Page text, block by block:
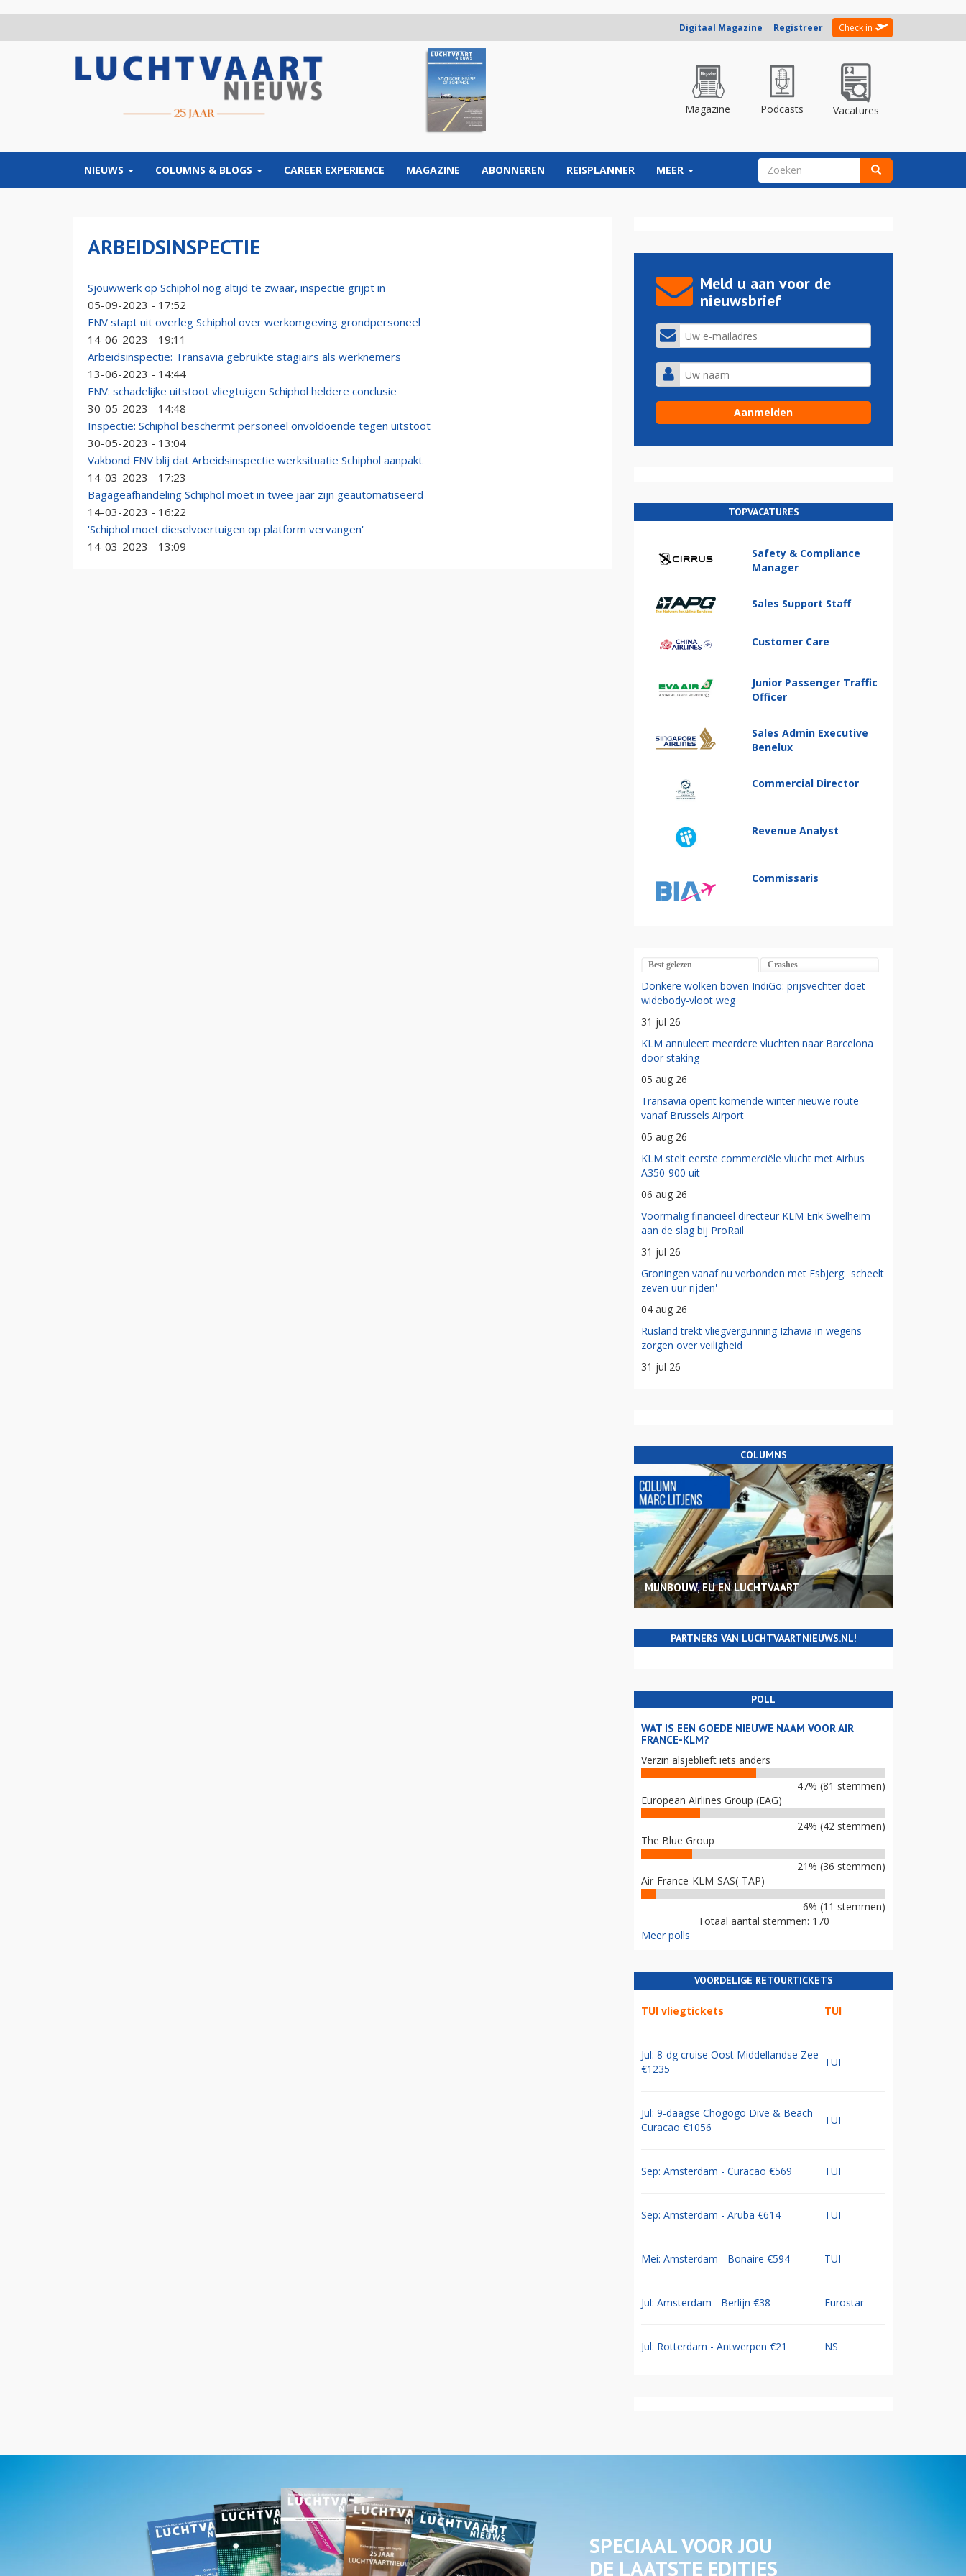
Digitaal Magazine Registreer Check in
Magazine Podcasts Vacatures
NIEUWS COLUMNS & BLOGS CAREER EXPERIENCE MAGAZINE ABONNEREN REISPLANNER MEER ZOEKVELD
ARBEIDSINSPECTIE
Sjouwwerk op Schiphol nog altijd te zwaar, inspectie grijpt in
05-09-2023 - 17:52
FNV stapt uit overleg Schiphol over werkomgeving grondpersoneel
14-06-2023 - 19:11
Arbeidsinspectie: Transavia gebruikte stagiairs als werknemers
13-06-2023 - 14:44
FNV: schadelijke uitstoot vliegtuigen Schiphol heldere conclusie
30-05-2023 - 14:48
Inspectie: Schiphol beschermt personeel onvoldoende tegen uitstoot
30-05-2023 - 13:04
Vakbond FNV blij dat Arbeidsinspectie werksituatie Schiphol aanpakt
14-03-2023 - 17:23
Bagageafhandeling Schiphol moet in twee jaar zijn geautomatiseerd
14-03-2023 - 16:22
'Schiphol moet dieselvoertuigen op platform vervangen'
14-03-2023 - 13:09
Meld u aan voor de
nieuwsbrief
TOPVACATURES
Safety & Compliance
Manager
Sales Support Staff
Customer Care
Junior Passenger Traffic
Officer
Sales Admin Executive
Benelux
Commercial Director
Revenue Analyst
Commissaris
Best gelezen Crashes
Donkere wolken boven IndiGo: prijsvechter doet
widebody-vloot weg
31 jul 26
KLM annuleert meerdere vluchten naar Barcelona
door staking
05 aug 26
Transavia opent komende winter nieuwe route
vanaf Brussels Airport
05 aug 26
KLM stelt eerste commerciële vlucht met Airbus
A350-900 uit
06 aug 26
Voormalig financieel directeur KLM Erik Swelheim
aan de slag bij ProRail
31 jul 26
Groningen vanaf nu verbonden met Esbjerg: 'scheelt
zeven uur rijden'
04 aug 26
Rusland trekt vliegvergunning Izhavia in wegens
zorgen over veiligheid
31 jul 26
COLUMNS
MIJNBOUW, EU EN LUCHTVAART
PARTNERS VAN LUCHTVAARTNIEUWS.NL!
POLL
WAT IS EEN GOEDE NIEUWE NAAM VOOR AIR
FRANCE-KLM?
Verzin alsjeblieft iets anders
47% (81 stemmen)
European Airlines Group (EAG)
24% (42 stemmen)
The Blue Group
21% (36 stemmen)
Air-France-KLM-SAS(-TAP)
6% (11 stemmen)
Totaal aantal stemmen: 170
Meer polls
VOORDELIGE RETOURTICKETS
TUI vliegtickets TUI
Jul: 8-dg cruise Oost Middellandse Zee
€1235
TUI
Jul: 9-daagse Chogogo Dive & Beach
Curacao €1056
TUI
Sep: Amsterdam - Curacao €569 TUI
Sep: Amsterdam - Aruba €614 TUI
Mei: Amsterdam - Bonaire €594 TUI
Jul: Amsterdam - Berlijn €38 Eurostar
Jul: Rotterdam - Antwerpen €21 NS
SPECIAAL VOOR JOU
DE LAATSTE EDITIES